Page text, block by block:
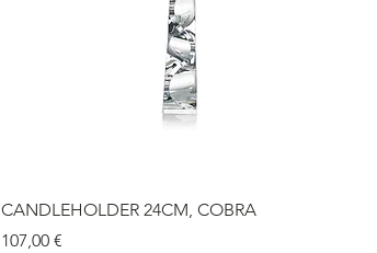
CANDLEHOLDER 24CM, COBRA
Price
107,00 €